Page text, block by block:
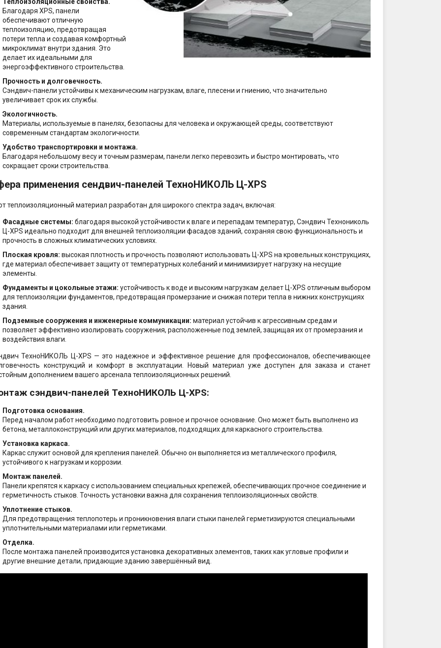
для
кровельные
для
товары
для
и
смеси
штукатурка
смесь
стяжка пола
паро-ветро-
строительные
пены
плиты
стеклохолст
стружечные
фасада
кровли
потолка
отмостки
стяжки пола
стен и
скатной
фасада -
теплого
решения -
Кровля,
комплектация
софиты
праймеры
Благодаря XPS, панели
обеспечивают отличную
теплоизоляцию, предотвращая
потери тепла и создавая комфортный
микроклимат внутри здания. Это
делает их идеальными для
энергоэффективного строительства.
Прочность и долговечность.
Сэндвич-панели устойчивы к механическим нагрузкам, влаге, плесени и гниению, что значительно
увеличивает срок их службы.
Экологичность.
Материалы, используемые в панелях, безопасны для человека и окружающей среды, соответствуют
современным стандартам экологичности.
Удобство транспортировки и монтажа.
Благодаря небольшому весу и точным размерам, панели легко перевозить и быстро монтировать, что
сокращает сроки строительства.
применения сендвич-панелей ТехноНИКОЛЬ Ц-XPS
теплоизоляционный материал разработан для широкого спектра задач, включая:
Фасадные системы: благодаря высокой устойчивости к влаге и перепадам температур, Сэндвич Технониколь
Ц-XPS идеально подходит для внешней теплоизоляции фасадов зданий, сохраняя свою функциональность и
прочность в сложных климатических условиях.
Плоская кровля: высокая плотность и прочность позволяют использовать Ц-XPS на кровельных конструкциях,
где материал обеспечивает защиту от температурных колебаний и минимизирует нагрузку на несущие
элементы.
Фундаменты и цокольные этажи: устойчивость к воде и высоким нагрузкам делает Ц-XPS отличным выбором
для теплоизоляции фундаментов, предотвращая промерзание и снижая потери тепла в нижних конструкциях
здания.
Подземные сооружения и инженерные коммуникации: материал устойчив к агрессивным средам и
позволяет эффективно изолировать сооружения, расположенные под землей, защищая их от промерзания и
воздействия влаги.
ТехноНИКОЛЬ Ц-XPS — это надежное и эффективное решение для профессионалов, обеспечивающее
конструкций и комфорт в эксплуатации. Новый материал уже доступен для заказа и станет
дополнением вашего арсенала теплоизоляционных решений.
сэндвич-панелей ТехноНИКОЛЬ Ц-XPS:
Подготовка основания.
Перед началом работ необходимо подготовить ровное и прочное основание. Оно может быть выполнено из
бетона, металлоконструкций или других материалов, подходящих для каркасного строительства.
Установка каркаса.
Каркас служит основой для крепления панелей. Обычно он выполняется из металлического профиля,
устойчивого к нагрузкам и коррозии.
Монтаж панелей.
Панели крепятся к каркасу с использованием специальных крепежей, обеспечивающих прочное соединение и
герметичность стыков. Точность установки важна для сохранения теплоизоляционных свойств.
Уплотнение стыков.
Для предотвращения теплопотерь и проникновения влаги стыки панелей герметизируются специальными
уплотнительными материалами или герметиками.
Отделка.
После монтажа панелей производится установка декоративных элементов, таких как угловые профили и
другие внешние детали, придающие зданию завершённый вид.